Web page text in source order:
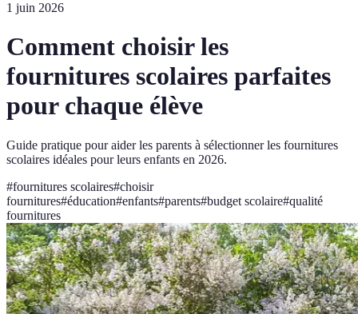
1 juin 2026
Comment choisir les
fournitures scolaires parfaites
pour chaque élève
Guide pratique pour aider les parents à sélectionner les fournitures
scolaires idéales pour leurs enfants en 2026.
#fournitures scolaires#choisir
fournitures#éducation#enfants#parents#budget scolaire#qualité
fournitures